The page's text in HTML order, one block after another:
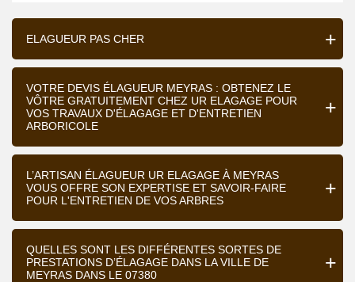
ELAGUEUR PAS CHER
VOTRE DEVIS ÉLAGUEUR MEYRAS : OBTENEZ LE
VÔTRE GRATUITEMENT CHEZ UR ELAGAGE POUR
VOS TRAVAUX D'ÉLAGAGE ET D'ENTRETIEN
ARBORICOLE
L’ARTISAN ÉLAGUEUR UR ELAGAGE À MEYRAS
VOUS OFFRE SON EXPERTISE ET SAVOIR-FAIRE
POUR L'ENTRETIEN DE VOS ARBRES
QUELLES SONT LES DIFFÉRENTES SORTES DE
PRESTATIONS D’ÉLAGAGE DANS LA VILLE DE
MEYRAS DANS LE 07380